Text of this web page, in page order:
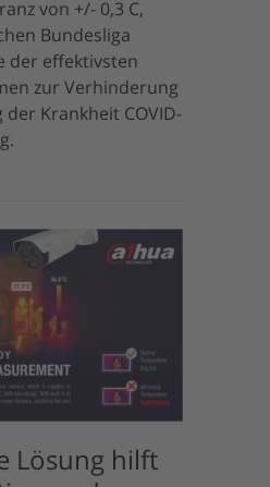
von +/- 0,3 C,
Bundesliga
der effektivsten
zur Verhinderung
Krankheit COVID-
Lösung hilft